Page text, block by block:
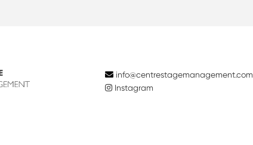
info@centrestagemanagement.com
Instagram